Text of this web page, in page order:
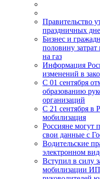
Правительство
праздничных
Бизнес и
половину затрат
на газ
Информация
изменений в
С 01 сентября
образованию
организаций
С 21 сентября в
мобилизация
Россияне могут
свои данные с
Водительские
электронном
Вступил в силу
мобилизации